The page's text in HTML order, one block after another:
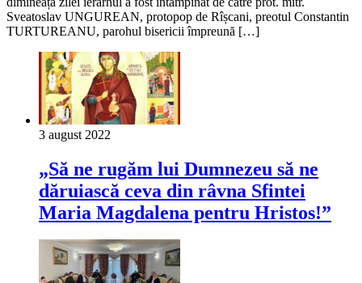
Sveatoslav UNGUREAN, protopop de Rîșcani, preotul Constantin
TURTUREANU, parohul bisericii împreună […]
3 august 2022
„Să ne rugăm lui Dumnezeu să ne
dăruiască ceva din râvna Sfintei
Maria Magdalena pentru Hristos!”